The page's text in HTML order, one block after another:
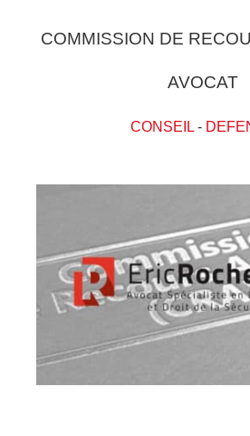
COMMISSION DE
AVOCAT
CONSEIL-